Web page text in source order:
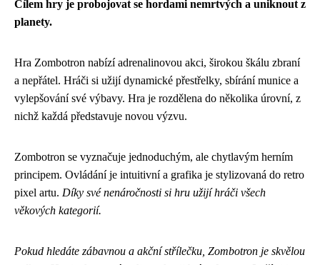
Cílem hry je probojovat se hordami nemrtvých a uniknout z
planety.
Hra Zombotron nabízí adrenalinovou akci, širokou škálu zbraní
a nepřátel. Hráči si užijí dynamické přestřelky, sbírání munice a
vylepšování své výbavy. Hra je rozdělena do několika úrovní, z
nichž každá představuje novou výzvu.
Zombotron se vyznačuje jednoduchým, ale chytlavým herním
principem. Ovládání je intuitivní a grafika je stylizovaná do retro
pixel artu. Díky své nenáročnosti si hru užijí hráči všech
věkových kategorií.
Pokud hledáte zábavnou a akční střílečku, Zombotron je skvělou